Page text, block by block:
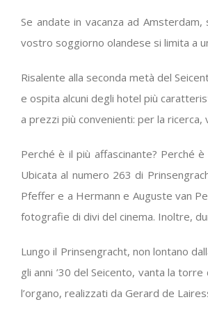
Se andate in vacanza ad
vostro soggiorno olandese si limita a
Risalente alla seconda metà del
e ospita alcuni degli hotel più
a prezzi più convenienti: per la
Perché è il più affascinante? Perché
Ubicata al numero 263 di
Pfeffer e a Hermann e Auguste van
fotografie di divi del cinema. Inoltre,
Lungo il Prinsengracht, non lontano
gli anni ’30 del Seicento, vanta la
l’organo, realizzati da Gerard de